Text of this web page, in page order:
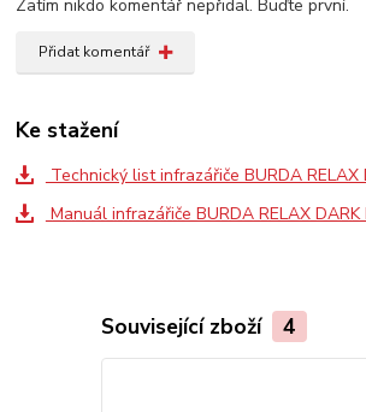
Zatím nikdo komentář nepřidal. Buďte první.
Přidat komentář
Ke stažení
Technický list infrazářiče BURDA RELAX
Manuál infrazářiče BURDA RELAX DARK
Související zboží 4